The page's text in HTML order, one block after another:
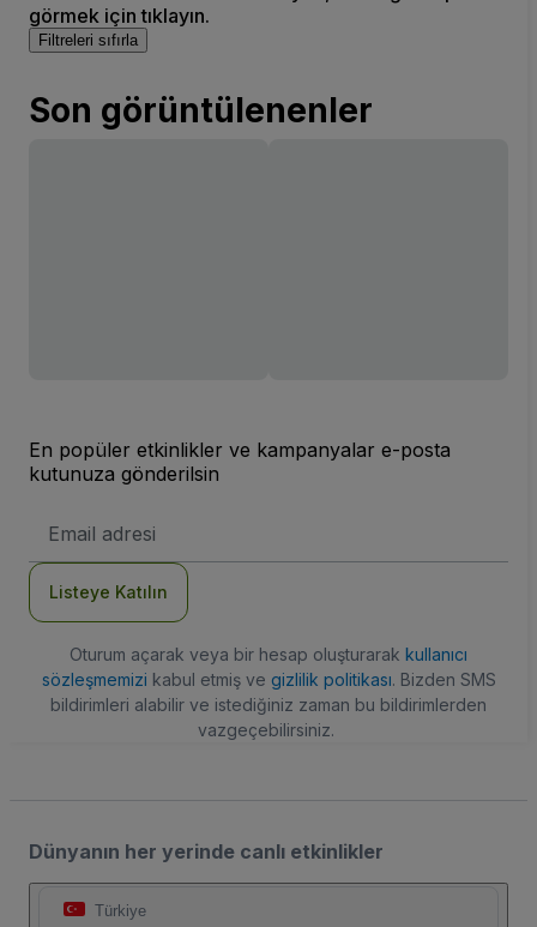
görmek için tıklayın.
Filtreleri sıfırla
Son görüntülenenler
En popüler etkinlikler ve kampanyalar e-posta
kutunuza gönderilsin
posta
Listeye Katılın
Oturum açarak veya bir hesap oluşturarak kullanıcı
sözleşmemizi kabul etmiş ve gizlilik politikası. Bizden SMS
bildirimleri alabilir ve istediğiniz zaman bu bildirimlerden
vazgeçebilirsiniz.
Dünyanın her yerinde canlı etkinlikler
Türkiye